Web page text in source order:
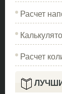
Расчет
Расчет